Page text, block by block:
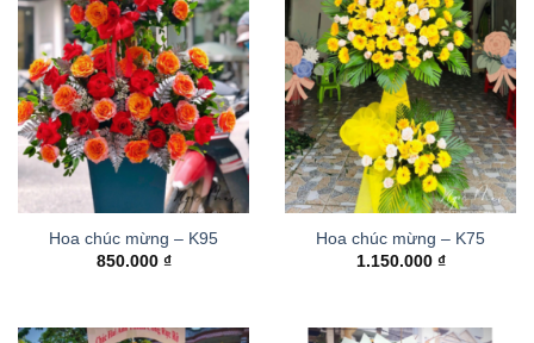
Hoa chúc mừng – K95
850.000 ₫
Hoa chúc mừng – K75
1.150.000 ₫